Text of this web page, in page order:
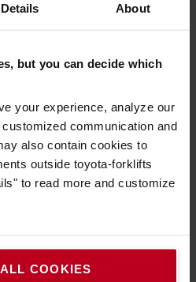
Details About
but you can decide which
your experience, analyze our
communication and
also contain cookies to
outside toyota-forklifts
to read more and customize
COOKIES
balesetek. de soha nem lehet
Szerencsére szerviz
annak érdekében, hogy a
biztosítsuk.
választhat
egy rövid időszakra, nem a
korlátozódik a kínálat. A
alkalmazásra vagy milyen
biztos, hogy könnyedén